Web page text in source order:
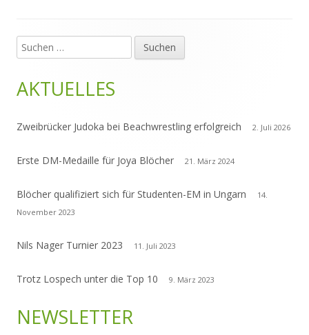
Haupt-
Seitenleiste
Suchen
nach:
AKTUELLES
Zweibrücker Judoka bei Beachwrestling erfolgreich 2. Juli 2026
Erste DM-Medaille für Joya Blöcher 21. März 2024
Blöcher qualifiziert sich für Studenten-EM in Ungarn
14.
November 2023
Nils Nager Turnier 2023 11. Juli 2023
Trotz Lospech unter die Top 10 9. März 2023
NEWSLETTER